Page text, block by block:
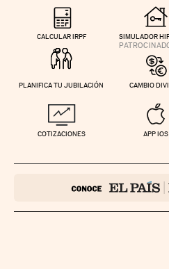
CALCULAR IRPF SIMULADOR
PLANIFICA TU JUBILACIÓN CAMBIO
COTIZACIONES APP IOS